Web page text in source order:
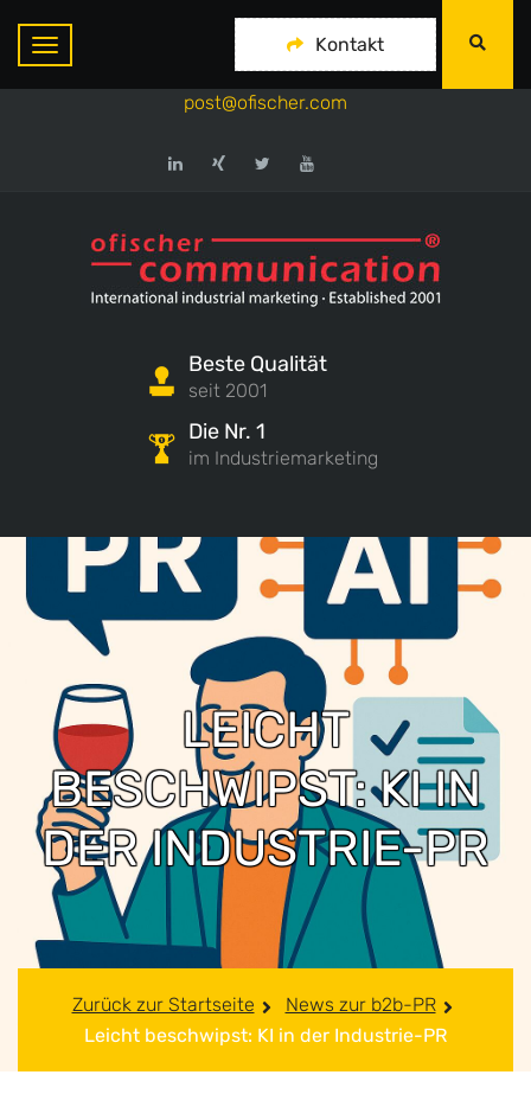
ofischer communication
+49-175-718 444 1
post@ofischer.com
Beste Qualität
seit 2001
Die Nr. 1
im Industriemarketing
Kontakt
LEICHT
BESCHWIPST: KI IN
DER INDUSTRIE-PR
Zurück zur Startseite
News zur b2b-PR
Leicht beschwipst: KI in der Industrie-PR